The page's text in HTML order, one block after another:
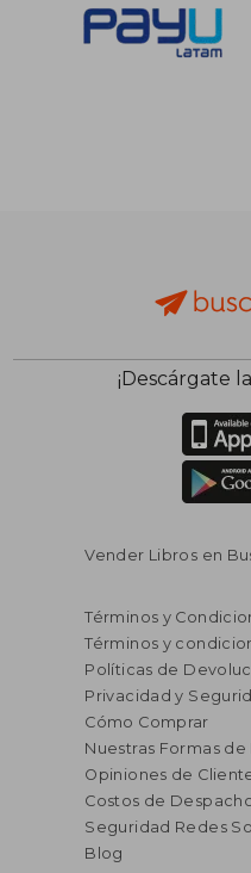
¡Descárgate
Vender Libros en
Términos y
Términos y
Políticas de
Privacidad y
Cómo Comprar
Nuestras Formas de
Opiniones de
Costos de
Seguridad Redes
Blog